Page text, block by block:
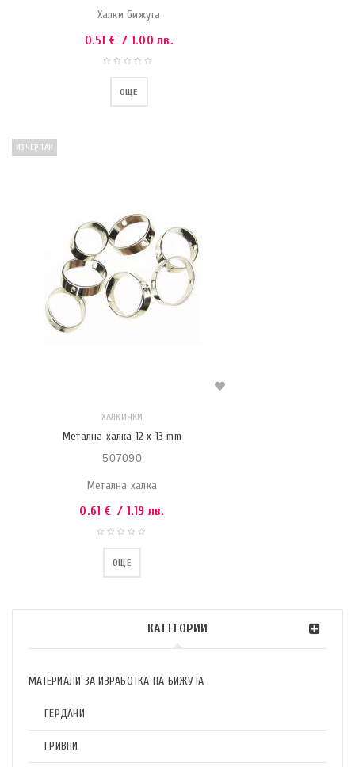
КАТЕГОРИИ
МАТЕРИАЛИ ЗА ИЗРАБОТКА НА БИЖУТА
ГЕРДАНИ
ГРИВНИ
Халки бижута
0.51 € / 1.00 лв.
ОЩЕ
ИЗЧЕРПАН
ХАЛКИЧКИ
Метална халка 12 x 13 mm
507090
Метална халка
0.61 € / 1.19 лв.
ОЩЕ